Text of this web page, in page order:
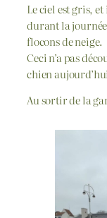
Le ciel est gris,
durant la
flocons de neige.
Ceci n’a pas
chien
Au sortir de la